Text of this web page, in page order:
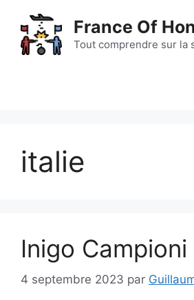
contenu
France Of
Tout comprendre sur la
italie
Inigo Campioni
4 septembre 2023 par